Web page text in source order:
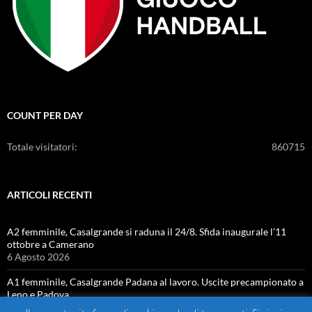
COUNT PER DAY
860715
Totale visitatori:
ARTICOLI RECENTI
A2 femminile, Casalgrande si raduna il 24/8. Sfida inaugurale l’11
ottobre a Camerano
6 Agosto 2026
A1 femminile, Casalgrande Padana al lavoro. Uscite precampionato a
Leno e Padova
4 Agosto 2026